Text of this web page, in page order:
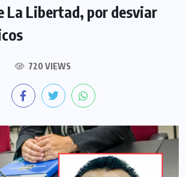
La Libertad, por desviar
720 VIEWS